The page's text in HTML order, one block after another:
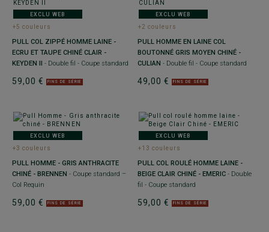
EXCLU WEB
+5 couleurs
PULL COL ZIPPÉ HOMME LAINE -
ECRU ET TAUPE CHINÉ CLAIR -
KEYDEN II
- Double fil - Coupe standard
59,00 € FINS DE SÉRIE
EXCLU WEB
+2 couleurs
PULL HOMME EN LAINE COL
BOUTONNÉ GRIS MOYEN CHINÉ -
CULIAN - Double fil - Coupe standard
49,00 € FINS DE SÉRIE
EXCLU WEB
+3 couleurs
PULL HOMME - GRIS ANTHRACITE
CHINÉ - BRENNEN - Coupe standard –
Col Requin
59,00 € FINS DE SÉRIE
EXCLU WEB
+13 couleurs
PULL COL ROULÉ HOMME LAINE -
BEIGE CLAIR CHINÉ - EMERIC - Double
fil - Coupe standard
59,00 € FINS DE SÉRIE